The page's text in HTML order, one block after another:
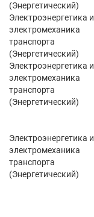
(Энергетический)
Электроэнергетика и
электромеханика
транспорта
(Энергетический)
Электроэнергетика и
электромеханика
транспорта
(Энергетический)
Электроэнергетика и
электромеханика
транспорта
(Энергетический)